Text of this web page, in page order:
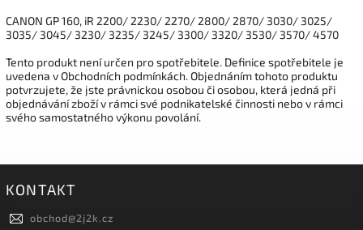
CANON GP 160, iR 2200/ 2230/ 2270/ 2800/ 2870/ 3030/ 3025/
3035/ 3045/ 3230/ 3235/ 3245/ 3300/ 3320/ 3530/ 3570/ 4570
Tento produkt není určen pro spotřebitele. Definice spotřebitele je
uvedena v Obchodních podmínkách. Objednáním tohoto produktu
potvrzujete, že jste právnickou osobou či osobou, která jedná při
objednávání zboží v rámci své podnikatelské činnosti nebo v rámci
svého samostatného výkonu povolání.
KONTAKT
obchod@2j2k.cz